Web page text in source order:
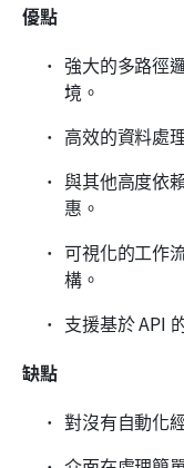
優點
強大的多路徑
境。
高效的資料處
與其他高度依
惠。
可視化的工作
構。
支援基於 API
缺點
對沒有自動化